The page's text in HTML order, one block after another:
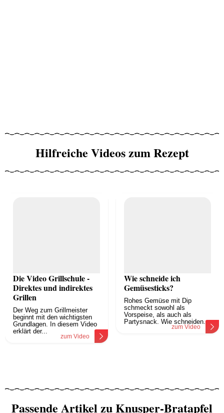
Hilfreiche Videos zum Rezept
Die Video Grillschule -
Direktes und indirektes
Grillen
Der Weg zum Grillmeister
beginnt mit den wichtigsten
Grundlagen. In diesem Video
erklärt der...
zum Video
Wie schneide ich
Gemüsesticks?
Rohes Gemüse mit Dip
schmeckt sowohl als
Vorspeise, als auch als
Partysnack. Wie schneiden...
zum Video
Passende Artikel zu Knusper-Bratapfel